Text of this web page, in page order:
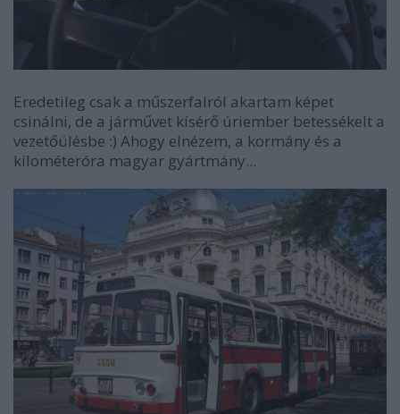
Eredetileg csak a műszerfalról akartam képet
csinálni, de a járművet kísérő úriember betessékelt a
vezetőülésbe :) Ahogy elnézem, a kormány és a
kilométeróra magyar gyártmány...